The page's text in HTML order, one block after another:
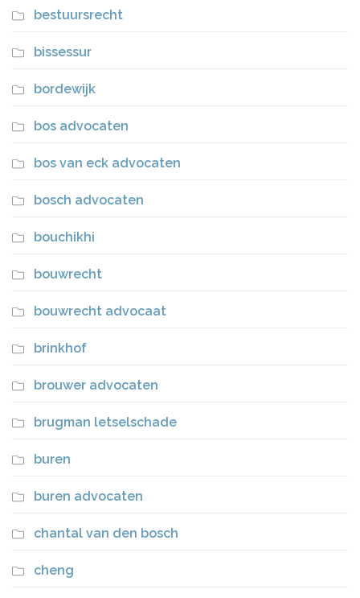
bestuursrecht
bissessur
bordewijk
bos advocaten
bos van eck advocaten
bosch advocaten
bouchikhi
bouwrecht
bouwrecht advocaat
brinkhof
brouwer advocaten
brugman letselschade
buren
buren advocaten
chantal van den bosch
cheng